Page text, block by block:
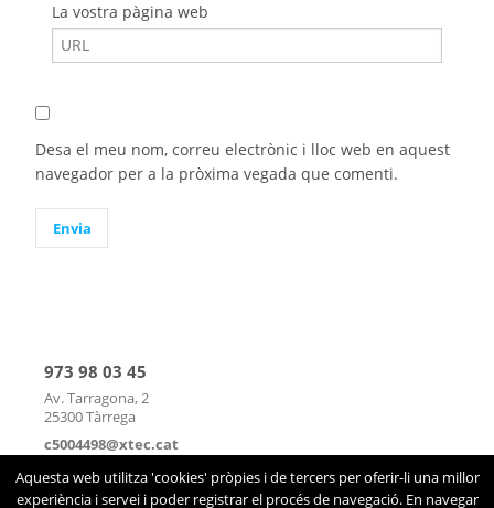
La vostra pàgina web
Desa el meu nom, correu electrònic i lloc web en aquest
navegador per a la pròxima vegada que comenti.
973 98 03 45
Av. Tarragona, 2
25300 Tàrrega
c5004498@xtec.cat
mapa
| contacte
Aquesta web utilitza 'cookies' pròpies i de tercers per oferir-li una millor
experiència i servei i poder registrar el procés de navegació. En navegar